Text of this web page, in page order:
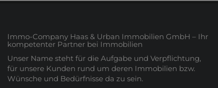
Immo-Company Haas & Urban Immobilien GmbH – Ihr
kompetenter Partner bei Immobilien
Unser Name steht für die Aufgabe und Verpflichtung,
für unsere Kunden rund um deren Immobilien bzw.
Wünsche und Bedürfnisse da zu sein.